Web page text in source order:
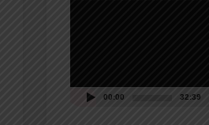
00:00 32:39